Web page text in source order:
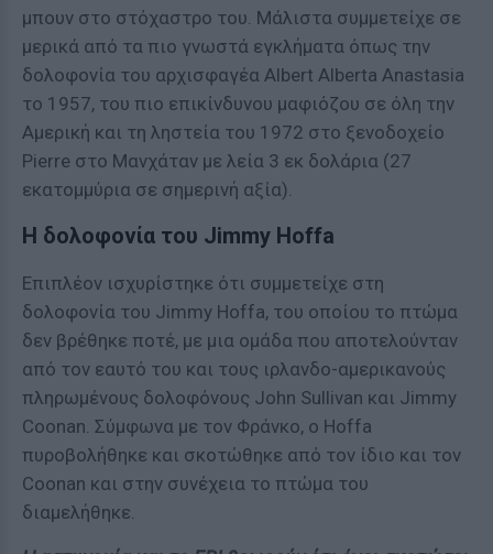
μπουν στο στόχαστρο του. Μάλιστα συμμετείχε σε
μερικά από τα πιο γνωστά εγκλήματα όπως την
δολοφονία του αρχισφαγέα Albert Alberta Anastasia
το 1957, του πιο επικίνδυνου μαφιόζου σε όλη την
Αμερική και τη ληστεία του 1972 στο ξενοδοχείο
Pierre στο Μανχάταν με λεία 3 εκ δολάρια (27
εκατομμύρια σε σημερινή αξία).
Η δολοφονία του Jimmy Hoffa
Επιπλέον ισχυρίστηκε ότι συμμετείχε στη
δολοφονία του Jimmy Hoffa, του οποίου το πτώμα
δεν βρέθηκε ποτέ, με μια ομάδα που αποτελούνταν
από τον εαυτό του και τους ιρλανδο-αμερικανούς
πληρωμένους δολοφόνους John Sullivan και Jimmy
Coonan. Σύμφωνα με τον Φράνκο, ο Hoffa
πυροβολήθηκε και σκοτώθηκε από τον ίδιο και τον
Coonan και στην συνέχεια το πτώμα του
διαμελήθηκε.